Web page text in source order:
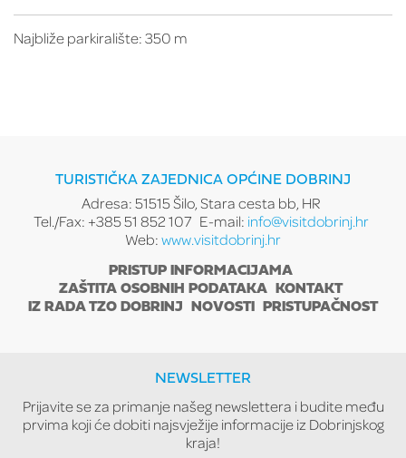
Najbliže parkiralište: 350 m
TURISTIČKA ZAJEDNICA OPĆINE DOBRINJ
Adresa: 51515 Šilo, Stara cesta bb, HR
Tel./Fax: +385 51 852 107 E-mail: info@visitdobrinj.hr
Web:www.visitdobrinj.hr
PRISTUP INFORMACIJAMA
ZAŠTITA OSOBNIH PODATAKA
KONTAKT
IZ RADA TZO DOBRINJ
NOVOSTI PRISTUPAČNOST
NEWSLETTER
Prijavite se za primanje našeg newslettera i budite među
prvima koji će dobiti najsvježije informacije iz Dobrinjskog
kraja!